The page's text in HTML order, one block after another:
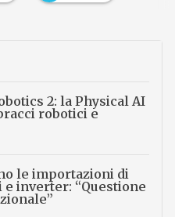
2: la Physical AI
robotici e
le importazioni di
inverter: “Questione